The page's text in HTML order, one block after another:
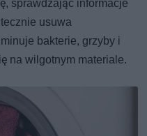
sprawdzając informacje
usuwa
bakterie, grzyby i
na wilgotnym materiale.